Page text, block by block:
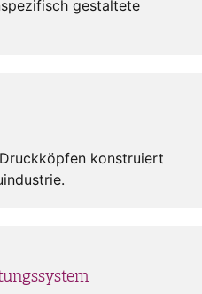
gestaltete
konstruiert